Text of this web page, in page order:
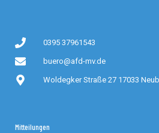
0395 37961543
buero@afd-mv.de
Woldegker Straße 27 17033
Mitteilungen